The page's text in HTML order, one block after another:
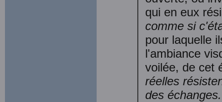
qui en eux
comme si
pour laquelle
l'ambiance
voilée, de cet
réelles
des échanges.